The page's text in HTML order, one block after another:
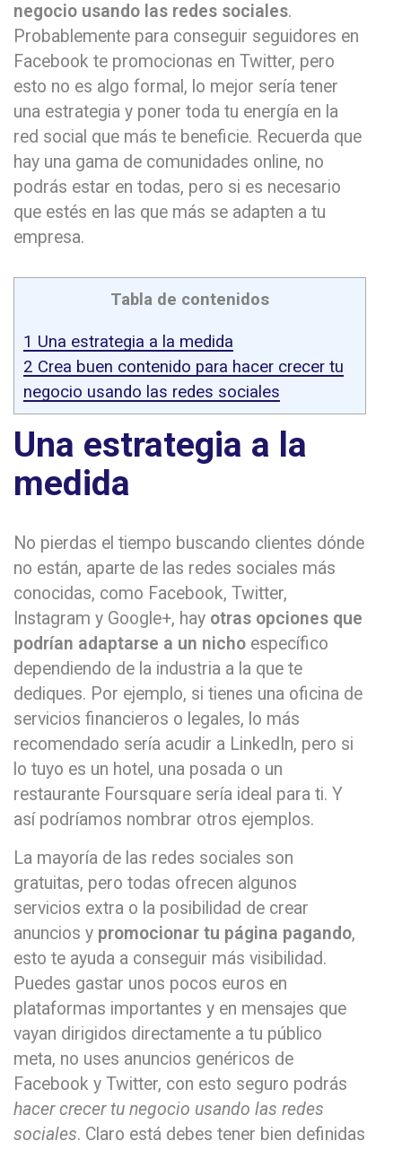
negocio usando las redes sociales.
Probablemente para conseguir seguidores en
Facebook te promocionas en Twitter, pero
esto no es algo formal, lo mejor sería tener
una estrategia y poner toda tu energía en la
red social que más te beneficie. Recuerda que
hay una gama de comunidades online, no
podrás estar en todas, pero si es necesario
que estés en las que más se adapten a tu
empresa.
Tabla de contenidos
1 Una estrategia a la medida
2 Crea buen contenido para hacer crecer tu
negocio usando las redes sociales
Una estrategia a la
medida
No pierdas el tiempo buscando clientes dónde
no están, aparte de las redes sociales más
conocidas, como Facebook, Twitter,
Instagram y Google+, hay otras opciones que
podrían adaptarse a un nicho específico
dependiendo de la industria a la que te
dediques. Por ejemplo, si tienes una oficina de
servicios financieros o legales, lo más
recomendado sería acudir a LinkedIn, pero si
lo tuyo es un hotel, una posada o un
restaurante Foursquare sería ideal para ti. Y
así podríamos nombrar otros ejemplos.
La mayoría de las redes sociales son
gratuitas, pero todas ofrecen algunos
servicios extra o la posibilidad de crear
anuncios y promocionar tu página pagando,
esto te ayuda a conseguir más visibilidad.
Puedes gastar unos pocos euros en
plataformas importantes y en mensajes que
vayan dirigidos directamente a tu público
meta, no uses anuncios genéricos de
Facebook y Twitter, con esto seguro podrás
hacer crecer tu negocio usando las redes
sociales. Claro está debes tener bien definidas